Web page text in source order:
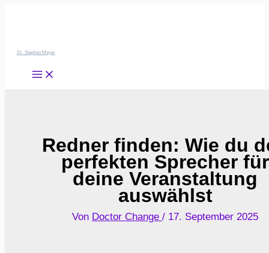
Dr. Stephan Meyer
Redner finden: Wie du
perfekten Sprecher für
deine Veranstaltung
auswählst
Von Doctor Change / 17. September 2025